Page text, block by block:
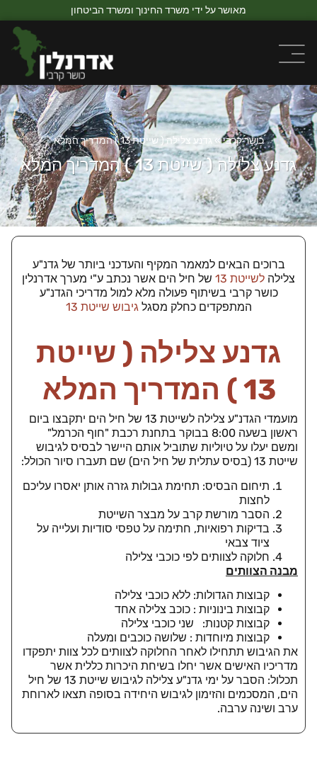
מאושר על ידי משרד החינוך ומשרד הביטחון
כושר קרבי» גדנע צלילה ( שייטת 13 ) המדריך המלא
גדנע צלילה ( שייטת 13 ) המדריך המלא
ברוכים הבאים למאמר המקיף והעדכני ביותר של גדנ"ע
צלילה לשייטת 13
של חיל הים אשר נכתב ע"י מערך אדרנלין
כושר קרבי בשיתוף פעולה מלא למול מדריכי הגדנ"ע
המתפקדים כחלק מסגלגיבוש שייטת 13
גדנע צלילה ( שייטת
13 ) המדריך המלא
מועמדי הגדנ"ע צלילה לשייטת 13 של חיל הים יתקבצו ביום
ראשון בשעה 8:00 בבוקר בתחנת רכבת "חוף הכרמל"
ומשם יעלו על טיוליות שתוביל אותם היישר לבסיס לגיבוש
שייטת 13 (בסיס עתלית של חיל הים) שם תעברו סיור הכולל:
תיחום הבסיס: תחימת גבולות גזרה אותן יאסרו עליכם
לחצות
הסבר מורשת קרב על מבצר השייטת
בדיקות רפואיות, חתימה על טפסי סודיות ועלייה על
ציוד צבאי
חלוקה לצוותים לפי כוכבי צלילה
מבנה הצוותים
קבוצות הגדולות: ללא כוכבי צלילה
קבוצות בינוניות : כוכב צלילה אחד
קבוצות קטנות: שני כוכבי צלילה
קבוצות מיוחדות : שלושה כוכבים ומעלה
את הגיבוש תתחילו לאחר החלוקה לצוותים לכל צוות יתפקדו
מדריכיו האישים אשר יחלו בשיחת היכרות כללית אשר
תכלול: הסבר על ימי גדנ"ע צלילה לגיבוש שייטת 13 של חיל
הים, המסכמים והזימון לגיבוש היחידה בסופה תצאו לארוחת
ערב ושינה ערבה.